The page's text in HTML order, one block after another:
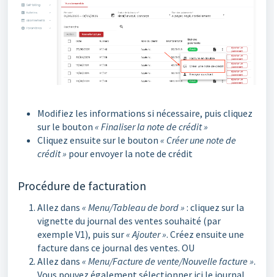
Modifiez les informations si nécessaire, puis cliquez
sur le bouton « Finaliser la note de crédit »
Cliquez ensuite sur le bouton « Créer une note de
crédit » pour envoyer la note de crédit
Procédure de facturation
Allez dans « Menu/Tableau de bord » : cliquez sur la
vignette du journal des ventes souhaité (par
exemple V1), puis sur« Ajouter ». Créez ensuite une
facture dans ce journal des ventes. OU
Allez dans « Menu/Facture de vente/Nouvelle facture ».
Vous pouvez également sélectionner ici le journal